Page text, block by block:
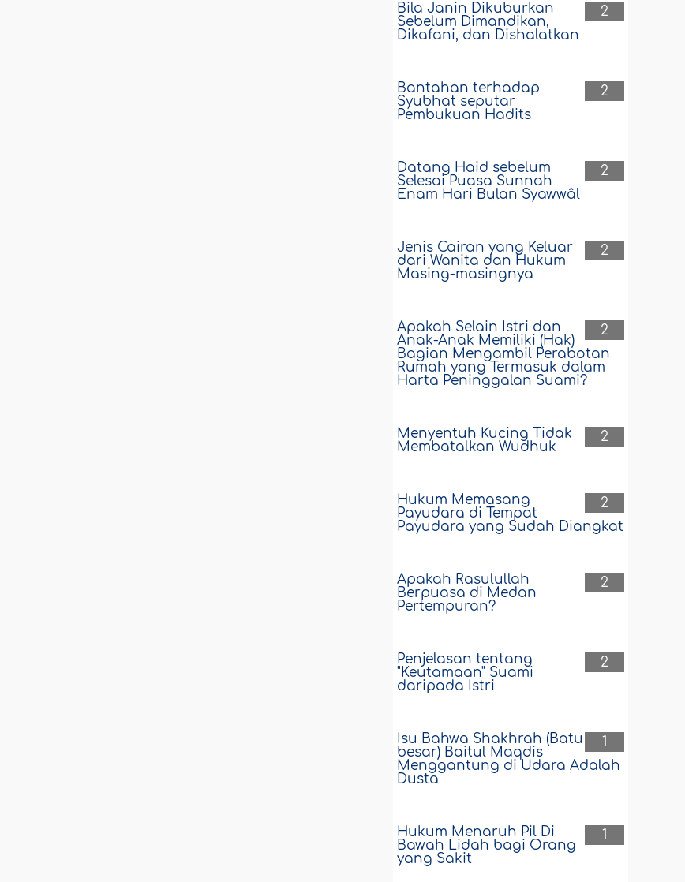
2
Bila Janin Dikuburkan
Sebelum Dimandikan,
Dikafani, dan Dishalatkan
2
Bantahan terhadap
Syubhat seputar
Pembukuan Hadits
2
Datang Haid sebelum
Selesai Puasa Sunnah
Enam Hari Bulan Syawwâl
2
Jenis Cairan yang Keluar
dari Wanita dan Hukum
Masing-masingnya
2
Apakah Selain Istri dan
Anak-Anak Memiliki (Hak)
Bagian Mengambil Perabotan
Rumah yang Termasuk dalam
Harta Peninggalan Suami?
2
Menyentuh Kucing Tidak
Membatalkan Wudhuk
2
Hukum Memasang
Payudara di Tempat
Payudara yang Sudah Diangkat
2
Apakah Rasulullah
Berpuasa di Medan
Pertempuran?
2
Penjelasan tentang
"Keutamaan" Suami
daripada Istri
1
Isu Bahwa Shakhrah (Batu
besar) Baitul Maqdis
Menggantung di Udara Adalah
Dusta
1
Hukum Menaruh Pil Di
Bawah Lidah bagi Orang
yang Sakit